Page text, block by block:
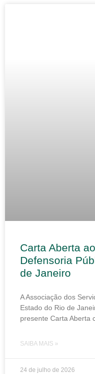
Carta Aberta
Defensoria
de Janeiro
A Associação dos
Estado do Rio de
presente Carta Aberta
SAIBA MAIS »
24 de julho de 2026